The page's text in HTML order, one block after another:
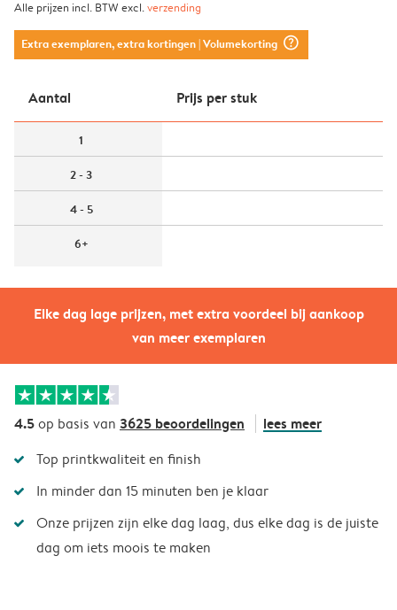
Elke dag lage prijzen, met extra voordeel bij aankoop
van meer exemplaren
Alle prijzen incl. BTW excl.verzending
Extra exemplaren, extra kortingen| Volumekorting question_mark_circle
Aantal Prijs per stuk
1
2 - 3
4 - 5
6+
4.5op basis van 3625 beoordelingen lees meer
Top printkwaliteit en finish
In minder dan 15 minuten ben je klaar
Onze prijzen zijn elke dag laag, dus elke dag is de juiste
dag om iets moois te maken